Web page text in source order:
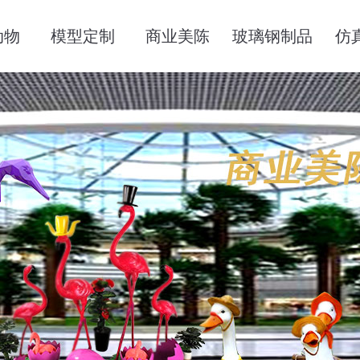
物 模型定制 商业美陈 玻璃钢制品 仿